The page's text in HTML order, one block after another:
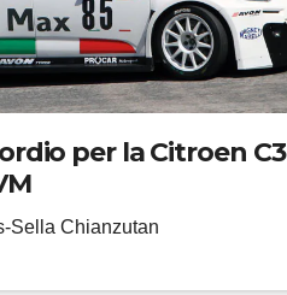
per la Citroen C3
Sella Chianzutan